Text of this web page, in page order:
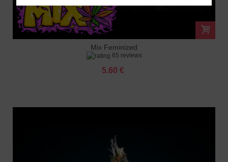
Mix Feminized
65 reviews
5.60 €